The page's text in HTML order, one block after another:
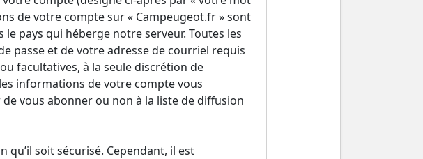
de votre compte sur « Campeugeot.fr » sont
pays qui héberge notre serveur. Toutes les
passe et de votre adresse de courriel requis
facultatives, à la seule discrétion de
informations de votre compte vous
vous abonner ou non à la liste de diffusion
soit sécurisé. Cependant, il est